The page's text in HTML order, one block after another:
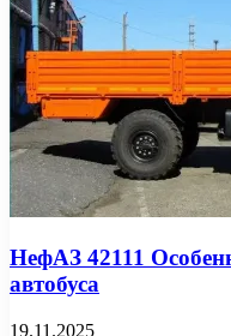
НефАЗ 42111
автобуса
19.11.2025